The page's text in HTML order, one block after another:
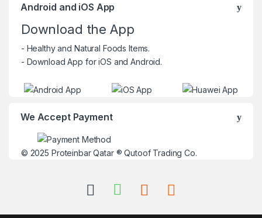
Android and iOS App
Download the App
- Healthy and Natural Foods Items.
- Download App for iOS and Android.
We Accept Payment
© 2025 Proteinbar Qatar®Qutoof Trading Co.